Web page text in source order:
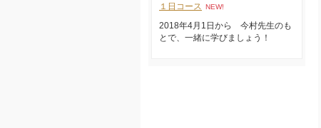
１日コース NEW!
2018年4月1日から 今村先生のも
とで、一緒に学びましょう！